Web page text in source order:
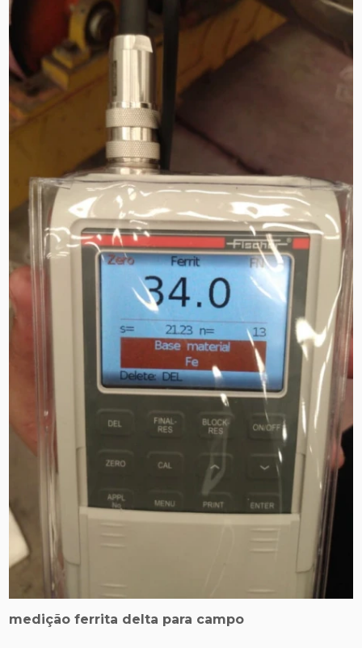
medição ferrita delta para campo